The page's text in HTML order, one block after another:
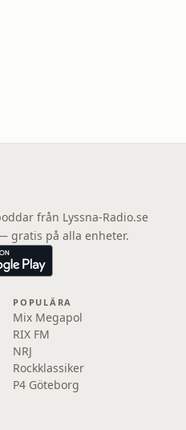
från Lyssna-Radio.se
gratis på alla enheter.
POPULÄRA
Mix Megapol
RIX FM
NRJ
Rockklassiker
P4 Göteborg